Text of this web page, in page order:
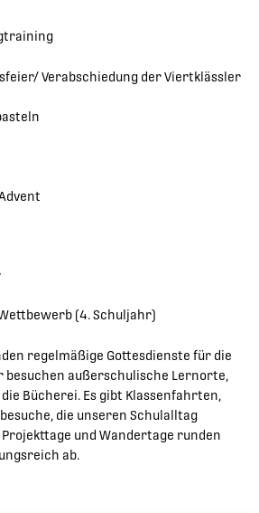
der Viertklässler
(4. Schuljahr)
regelmäßige Gottesdienste für die
besuchen außerschulische Lernorte,
die Bücherei. Es gibt Klassenfahrten,
die unseren Schulalltag
und Wandertage runden
ab.